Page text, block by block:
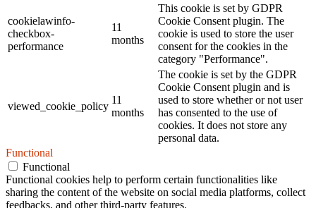
cookielawinfo-
checkbox-
performance
11
months
This cookie is set by GDPR
Cookie Consent plugin. The
cookie is used to store the user
consent for the cookies in the
category "Performance".
viewed_cookie_policy
11
months
The cookie is set by the GDPR
Cookie Consent plugin and is
used to store whether or not user
has consented to the use of
cookies. It does not store any
personal data.
Functional
Functional
Functional cookies help to perform certain functionalities like
sharing the content of the website on social media platforms, collect
feedbacks, and other third-party features.